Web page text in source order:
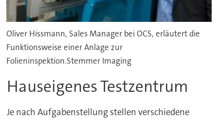
Oliver Hissmann, Sales Manager bei OCS, erläutert die
Funktionsweise einer Anlage zur
Folieninspektion.Stemmer Imaging
Hauseigenes Testzentrum
Je nach Aufgabenstellung stellen verschiedene